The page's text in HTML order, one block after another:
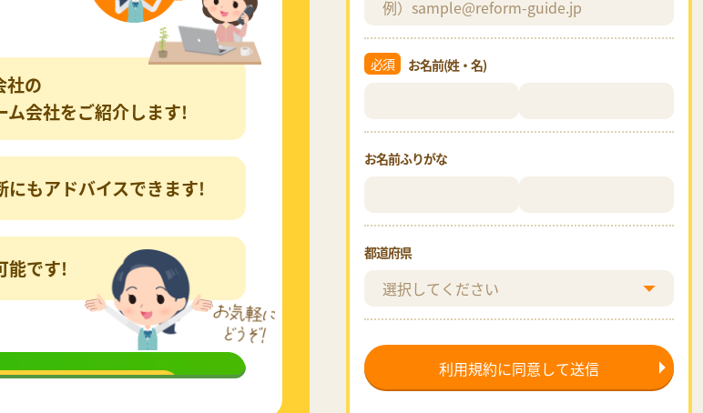
社の
会社をご紹介します!
もアドバイスできます!
能です!
必須 お名前(姓・名)
お名前ふりがな
都道府県